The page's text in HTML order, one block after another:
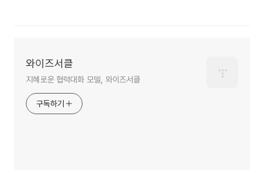
와이즈서클
지혜로운 협력대화 모델, 와이즈서클
구독하기